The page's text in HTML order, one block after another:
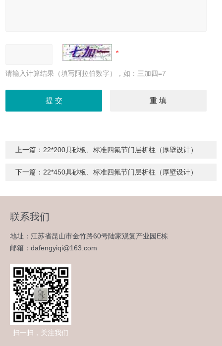
请输入计算结果（填写阿拉伯数字），如：三加四=7
上一篇： 22*200具砂板、标准四氟节门层析柱（厚壁设计）
下一篇： 22*450具砂板、标准四氟节门层析柱（厚壁设计）
联系我们
地址：江苏省昆山市金竹路60号陆家观复产业园E栋
邮箱：dafengyiqi@163.com
扫一扫，关注我们